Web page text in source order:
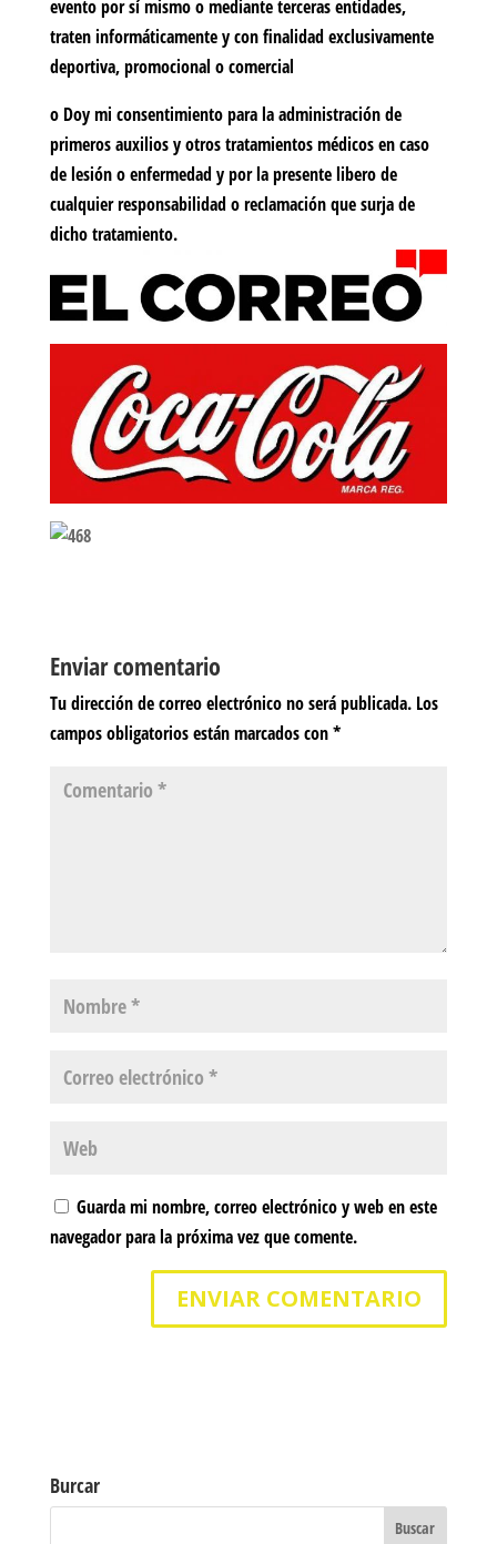
evento por sí mismo o mediante terceras entidades,
traten informáticamente y con finalidad exclusivamente
deportiva, promocional o comercial
o Doy mi consentimiento para la administración de
primeros auxilios y otros tratamientos médicos en caso
de lesión o enfermedad y por la presente libero de
cualquier responsabilidad o reclamación que surja de
dicho tratamiento.
Enviar comentario
Tu dirección de correo electrónico no será publicada. Los
campos obligatorios están marcados con*
Guarda mi nombre, correo electrónico y web en este
navegador para la próxima vez que comente.
Burcar